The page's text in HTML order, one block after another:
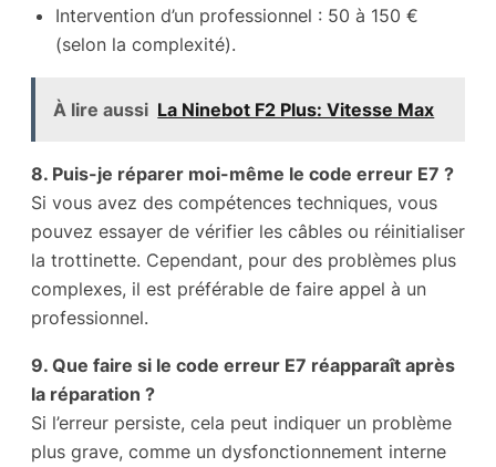
Intervention d’un professionnel : 50 à 150 €
(selon la complexité).
À lire aussi ‌La Ninebot F2 Plus: Vitesse Max
8. Puis-je réparer moi-même le code erreur E7 ?
Si vous avez des compétences techniques, vous
pouvez essayer de vérifier les câbles ou réinitialiser
la trottinette. Cependant, pour des problèmes plus
complexes, il est préférable de faire appel à un
professionnel.
9. Que faire si le code erreur E7 réapparaît après
la réparation ?
Si l’erreur persiste, cela peut indiquer un problème
plus grave, comme un dysfonctionnement interne